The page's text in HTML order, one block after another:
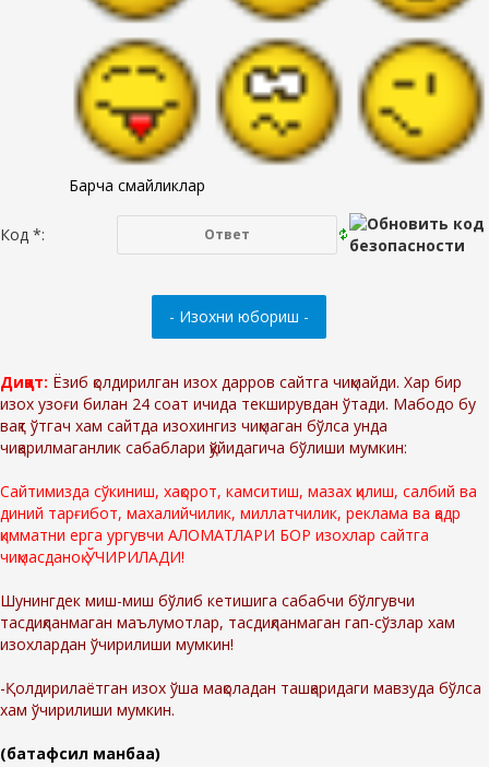
Барча смайликлар
Код *:
Диққат: Ёзиб қолдирилган изох дарров сайтга чиқмайди. Хар бир
изох узоғи билан 24 соат ичида текширувдан ўтади. Мабодо бу
вақт ўтгач хам сайтда изохингиз чиқмаган бўлса унда
чиқарилмаганлик сабаблари қўйидагича бўлиши мумкин:
Сайтимизда сўкиниш, хақорот, камситиш, мазах қилиш, салбий ва
диний тарғибот, махалийчилик, миллатчилик, реклама ва қадр
қимматни ерга ургувчи АЛОМАТЛАРИ БОР изохлар сайтга
чиқмасданоқ ЎЧИРИЛАДИ!
Шунингдек миш-миш бўлиб кетишига сабабчи бўлгувчи
тасдиқланмаган маълумотлар, тасдиқланмаган гап-сўзлар хам
изохлардан ўчирилиши мумкин!
-Қолдирилаётган изох ўша мақоладан ташқаридаги мавзуда бўлса
хам ўчирилиши мумкин.
(батафсил манбаа)